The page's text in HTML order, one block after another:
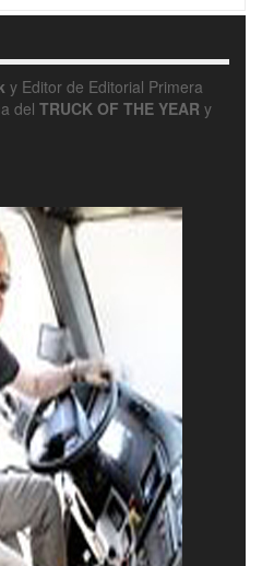
y Editor de Editorial Primera
del TRUCK OF THE YEAR y